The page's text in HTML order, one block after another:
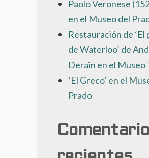
Paolo Veronese
en el Museo del
Restauración de ‘El
de Waterloo’ de
Derain en el Museo
‘El Greco’ en el
Prado